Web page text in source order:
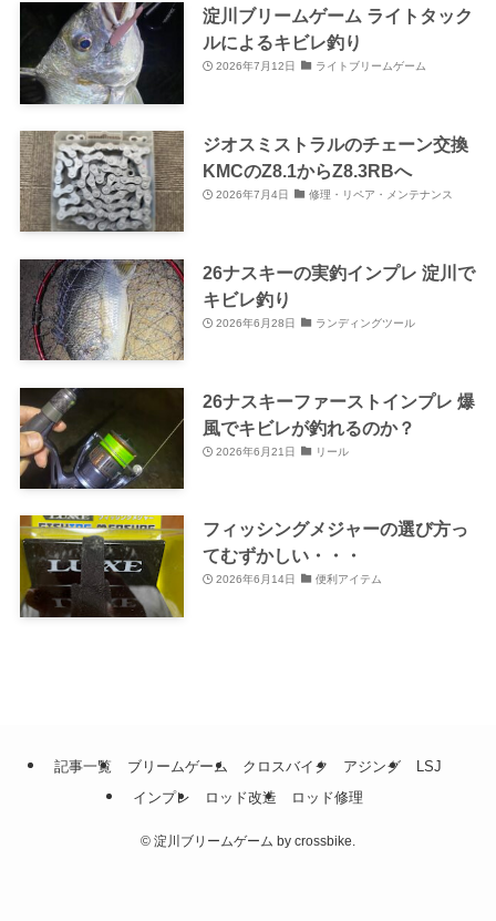
淀川ブリームゲーム ライトタック
ルによるキビレ釣り
2026年7月12日 ライトブリームゲーム
ジオスミストラルのチェーン交換
KMCのZ8.1からZ8.3RBへ
2026年7月4日 修理・リペア・メンテナンス
26ナスキーの実釣インプレ 淀川で
キビレ釣り
2026年6月28日 ランディングツール
26ナスキーファーストインプレ 爆
風でキビレが釣れるのか？
2026年6月21日 リール
フィッシングメジャーの選び方っ
てむずかしい・・・
2026年6月14日 便利アイテム
記事一覧 ブリームゲーム クロスバイク アジング
LSJ
インプレ
ロッド改造 ロッド修理
© 淀川ブリームゲーム by crossbike.